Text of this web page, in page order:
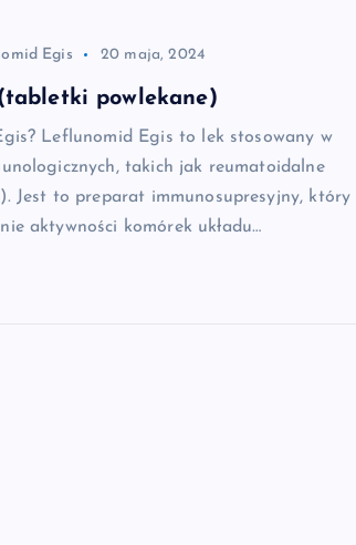
Egis 20 maja, 2024
powlekane)
Leflunomid Egis to lek stosowany w
takich jak reumatoidalne
Jest to preparat immunosupresyjny, który
aktywności komórek układu…